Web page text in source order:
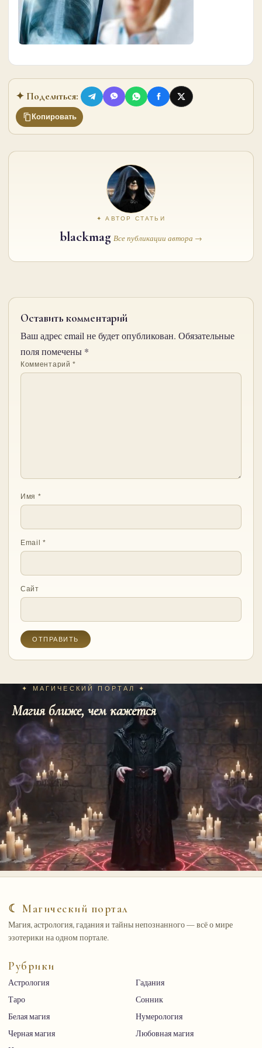
✦ Поделиться:
Копировать
✦ АВТОР СТАТЬИ
blackmag Все публикации автора →
Оставить комментарий
Ваш адрес email не будет опубликован. Обязательные
поля помечены *
Комментарий*
Имя *
Email*
Сайт
✦ МАГИЧЕСКИЙ ПОРТАЛ ✦
Магия ближе, чем кажется
☾ Магический портал
Магия, астрология, гадания и тайны непознанного — всё о мире
эзотерики на одном портале.
Рубрики
Астрология
Гадания
Таро
Сонник
Белая магия
Нумерология
Черная магия
Любовная магия